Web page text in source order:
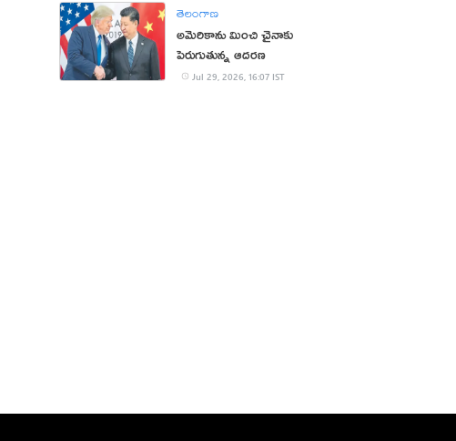
తెలంగాణ
అమెరికాను మించి చైనాకు
పెరుగుతున్న ఆదరణ
Jul 29, 2026, 16:07 IST